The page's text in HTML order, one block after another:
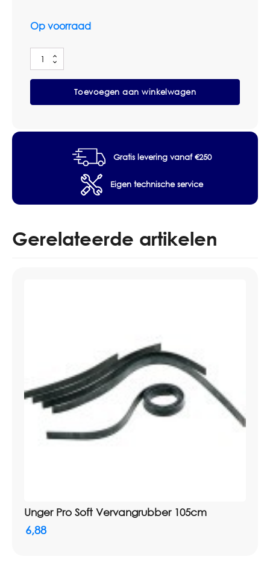
Op voorraad
Ettore
Master
Vervangrubber
Pak
Toevoegen aan winkelwagen
Gratis levering vanaf €250
Eigen technische service
Gerelateerde artikelen
Unger Pro Soft Vervangrubber 105cm
6,88